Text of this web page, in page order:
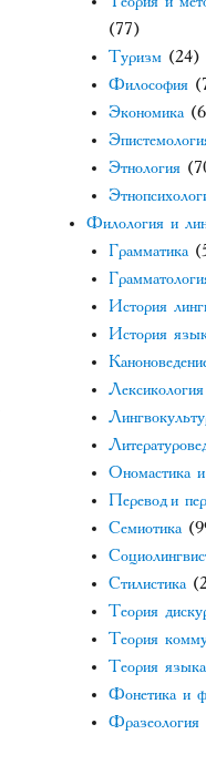
(77)
Туризм(24)
Философия
Экономика
Этнология
Филология и
Грамматика
История
История
Ономастика
Перевод и
Семиотика
Стилистика
Теория
Теория
Теория языка
Фонетика и
Фразеология